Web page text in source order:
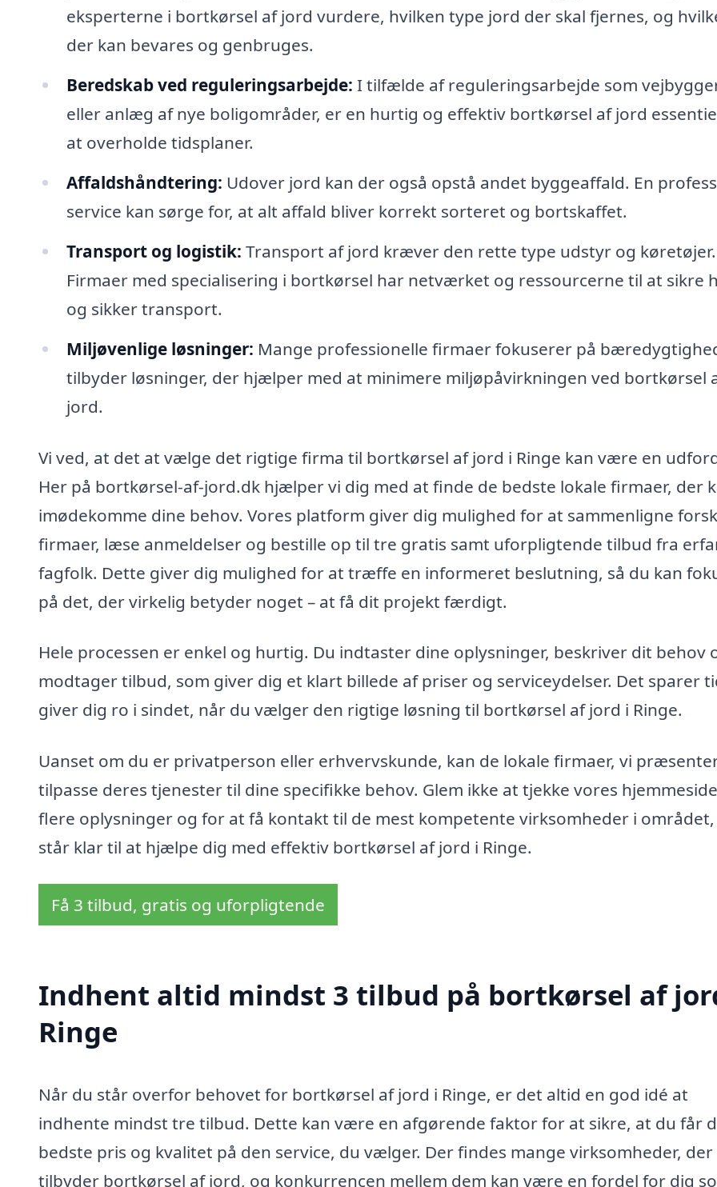
eksperterne i bortkørsel af jord vurdere, hvilken type jord der skal fjernes, og
der kan bevares og genbruges.
Beredskab ved reguleringsarbejde: I tilfælde af reguleringsarbejde som
eller anlæg af nye boligområder, er en hurtig og effektiv bortkørsel af jord
at overholde tidsplaner.
Affaldshåndtering: Udover jord kan der også opstå andet byggeaffald. En
service kan sørge for, at alt affald bliver korrekt sorteret og bortskaffet.
Transport og logistik: Transport af jord kræver den rette type udstyr og køretøjer.
Firmaer med specialisering i bortkørsel har netværket og ressourcerne til at sikre
og sikker transport.
Miljøvenlige løsninger: Mange professionelle firmaer fokuserer på
tilbyder løsninger, der hjælper med at minimere miljøpåvirkningen ved bortkørsel
jord.
Vi ved, at det at vælge det rigtige firma til bortkørsel af jord i Ringe kan være en
Her på bortkørsel-af-jord.dk hjælper vi dig med at finde de bedste lokale firmaer, der
imødekomme dine behov. Vores platform giver dig mulighed for at sammenligne
firmaer, læse anmeldelser og bestille op til tre gratis samt uforpligtende tilbud fra
fagfolk. Dette giver dig mulighed for at træffe en informeret beslutning, så du kan
på det, der virkelig betyder noget – at få dit projekt færdigt.
Hele processen er enkel og hurtig. Du indtaster dine oplysninger, beskriver dit behov
modtager tilbud, som giver dig et klart billede af priser og serviceydelser. Det sparer
giver dig ro i sindet, når du vælger den rigtige løsning til bortkørsel af jord i Ringe.
Uanset om du er privatperson eller erhvervskunde, kan de lokale firmaer, vi
tilpasse deres tjenester til dine specifikke behov. Glem ikke at tjekke vores
flere oplysninger og for at få kontakt til de mest kompetente virksomheder i
står klar til at hjælpe dig med effektiv bortkørsel af jord i Ringe.
Få 3 tilbud, gratis og uforpligtende
Indhent altid mindst 3 tilbud på bortkørsel af
Ringe
Når du står overfor behovet for bortkørsel af jord i Ringe, er det altid en god idé at
indhente mindst tre tilbud. Dette kan være en afgørende faktor for at sikre, at du får
bedste pris og kvalitet på den service, du vælger. Der findes mange virksomheder, der
tilbyder bortkørsel af jord, og konkurrencen mellem dem kan være en fordel for dig